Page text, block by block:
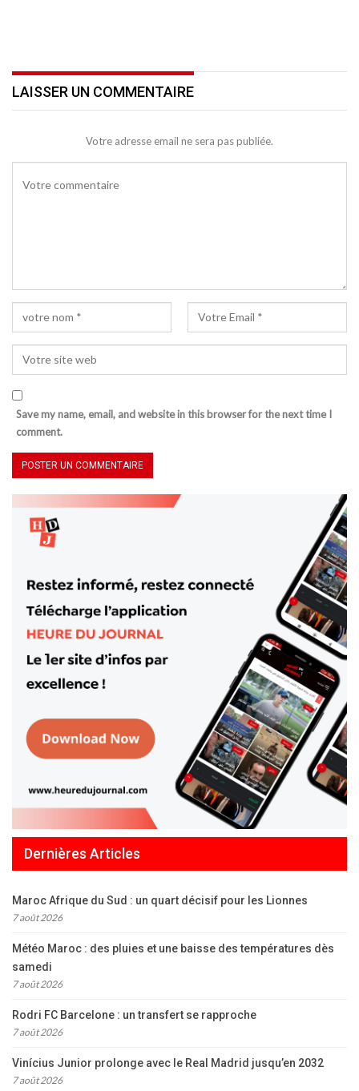
LAISSER UN COMMENTAIRE
Votre adresse email ne sera pas publiée.
Save my name, email, and website in this browser for the next time I
comment.
Dernières Articles
Maroc Afrique du Sud : un quart décisif pour les Lionnes
7 août 2026
Météo Maroc : des pluies et une baisse des températures dès
samedi
7 août 2026
Rodri FC Barcelone : un transfert se rapproche
7 août 2026
Vinícius Junior prolonge avec le Real Madrid jusqu’en 2032
7 août 2026